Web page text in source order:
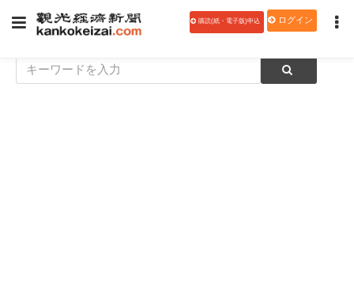
購読(紙・電子版)申込 ログイン